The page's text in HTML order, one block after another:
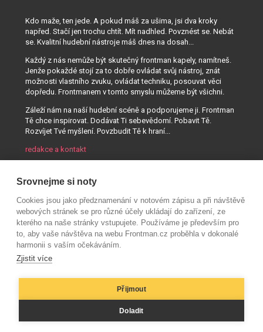
Kdo maže, ten jede. A pokud máš za ušima, jsi dva kroky
napřed. Stačí jen trochu chtít. Mít nadhled. Povznést se. Nebát
se. Kvalitní hudební nástroje máš dnes na dosah...
Každý z nás nemůže být skutečný frontman kapely, namítneš.
Jenže pokaždé stojí za to dobře ovládat svůj nástroj, znát
možnosti vlastního zvuku, ovládat techniku, posouvat věci
dopředu. Frontmanem v tomto smyslu můžeme být všichni.
Záleží nám na naší hudební scéně a podporujeme ji. Frontman
Tě chce inspirovat. Dodávat Ti sebevědomí. Pobavit Tě.
Rozvíjet Tvé myšlení. Povzbudit Tě k hraní...
redakce a kontakt
Srovnejme si noty
Cookies jsou jako předznamenání v notovém zápisu a při návštěvě
webových stránek se pro různé účely ukládají do zařízení, ze
kterého na naše stránky vstupujete. Používáme je především pro
to, aby vaše návštěva na webu Frontman.cz proběhla v dokonalé
harmonii s vaším očekáváním.
Zjistit více
Přijmout
Doladit